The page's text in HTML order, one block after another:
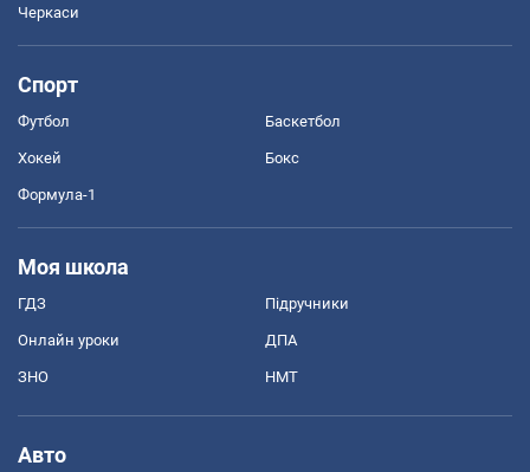
Черкаси
Спорт
Футбол Баскетбол
Хокей Бокс
Формула-1
Моя школа
ГДЗ Підручники
Онлайн уроки ДПА
ЗНО НМТ
Авто